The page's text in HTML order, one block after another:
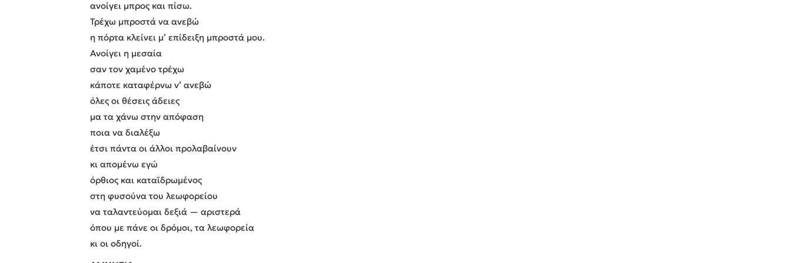
ανοίγει μπρος και πίσω.
Τρέχω μπροστά να ανεβώ
η πόρτα κλείνει μ’ επίδειξη μπροστά μου.
Ανοίγει η μεσαία
σαν τον χαμένο τρέχω
κάποτε καταφέρνω ν’ ανεβώ
όλες οι θέσεις άδειες
μα τα χάνω στην απόφαση
ποια να διαλέξω
έτσι πάντα οι άλλοι προλαβαίνουν
κι απομένω εγώ
όρθιος και καταϊδρωμένος
στη φυσούνα του λεωφορείου
να ταλαντεύομαι δεξιά — αριστερά
όπου με πάνε οι δρόμοι, τα λεωφορεία
κι οι οδηγοί.